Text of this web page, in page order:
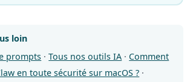
loin
prompts ·Tous nos outils IA · Comment
en toute sécurité sur macOS ? ·